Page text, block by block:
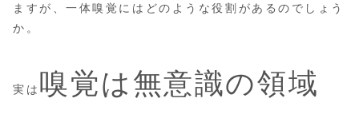
ますが、一体嗅覚にはどのような役割があるのでしょう
か。
実は 嗅覚は無意識の領域